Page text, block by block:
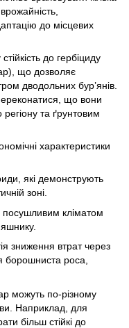
до місцевих
до гербіциду
що дозволяє
дводольних бур’янів.
що вони
та ґрунтовим
характеристики
які демонструють
зоні.
посушливим кліматом
зниження втрат через
борошниста роса,
можуть по-різному
Наприклад, для
більш стійкі до